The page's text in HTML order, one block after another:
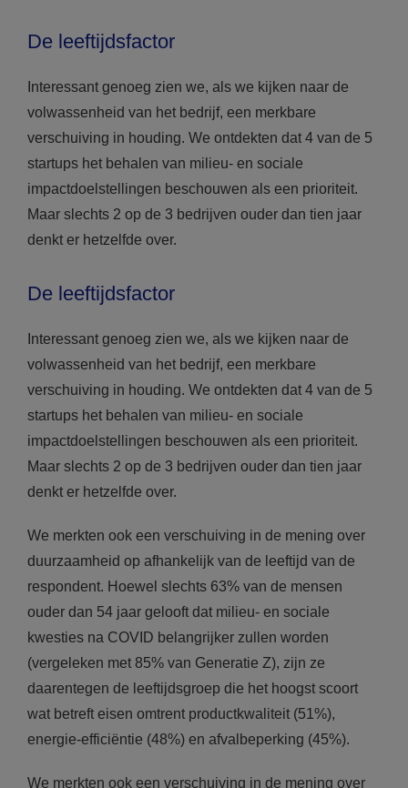
De leeftijdsfactor
Interessant genoeg zien we, als we kijken naar de
volwassenheid van het bedrijf, een merkbare
verschuiving in houding. We ontdekten dat 4 van de 5
startups het behalen van milieu- en sociale
impactdoelstellingen beschouwen als een prioriteit.
Maar slechts 2 op de 3 bedrijven ouder dan tien jaar
denkt er hetzelfde over.
De leeftijdsfactor
Interessant genoeg zien we, als we kijken naar de
volwassenheid van het bedrijf, een merkbare
verschuiving in houding. We ontdekten dat 4 van de 5
startups het behalen van milieu- en sociale
impactdoelstellingen beschouwen als een prioriteit.
Maar slechts 2 op de 3 bedrijven ouder dan tien jaar
denkt er hetzelfde over.
We merkten ook een verschuiving in de mening over
duurzaamheid op afhankelijk van de leeftijd van de
respondent. Hoewel slechts 63% van de mensen
ouder dan 54 jaar gelooft dat milieu- en sociale
kwesties na COVID belangrijker zullen worden
(vergeleken met 85% van Generatie Z), zijn ze
daarentegen de leeftijdsgroep die het hoogst scoort
wat betreft eisen omtrent productkwaliteit (51%),
energie-efficiëntie (48%) en afvalbeperking (45%).
We merkten ook een verschuiving in de mening over